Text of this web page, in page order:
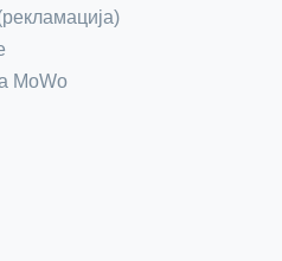
MoWo